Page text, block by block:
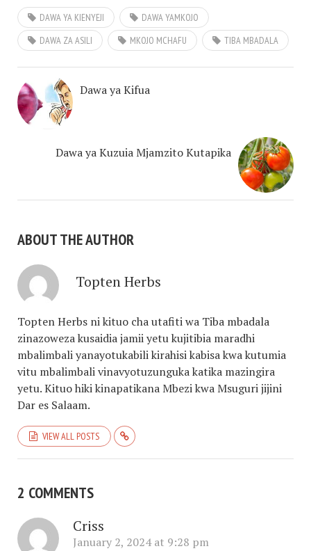
DAWA YA KIENYEJI
DAWA YAMKOJO
DAWA ZA ASILI
MKOJO MCHAFU TIBA MBADALA
Dawa ya Kifua
Dawa ya Kuzuia Mjamzito Kutapika
ABOUT THE AUTHOR
Topten Herbs
Topten Herbs ni kituo cha utafiti wa Tiba mbadala
zinazoweza kusaidia jamii yetu kujitibia maradhi
mbalimbali yanayotukabili kirahisi kabisa kwa kutumia
vitu mbalimbali vinavyotuzunguka katika mazingira
yetu. Kituo hiki kinapatikana Mbezi kwa Msuguri jijini
Dar es Salaam.
VIEW ALL POSTS
2 COMMENTS
Criss
January 2, 2024 at 9:28 pm